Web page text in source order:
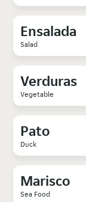
Ensalada
Salad
Verduras
Vegetable
Pato
Duck
Marisco
Sea Food